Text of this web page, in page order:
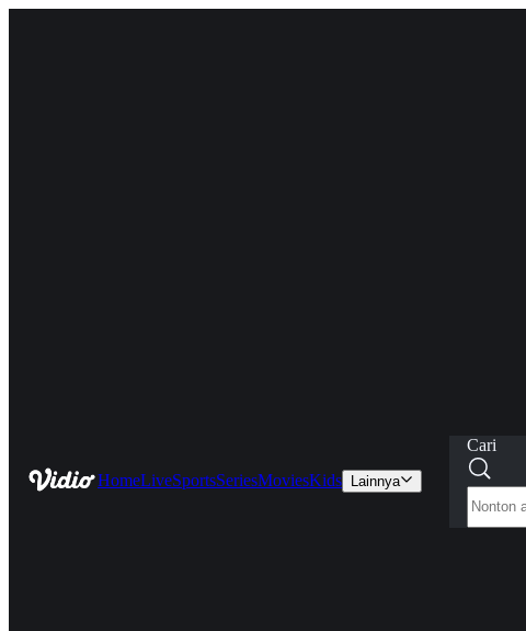
HomeLiveSportsSeriesMoviesKids Lainnya
Cari